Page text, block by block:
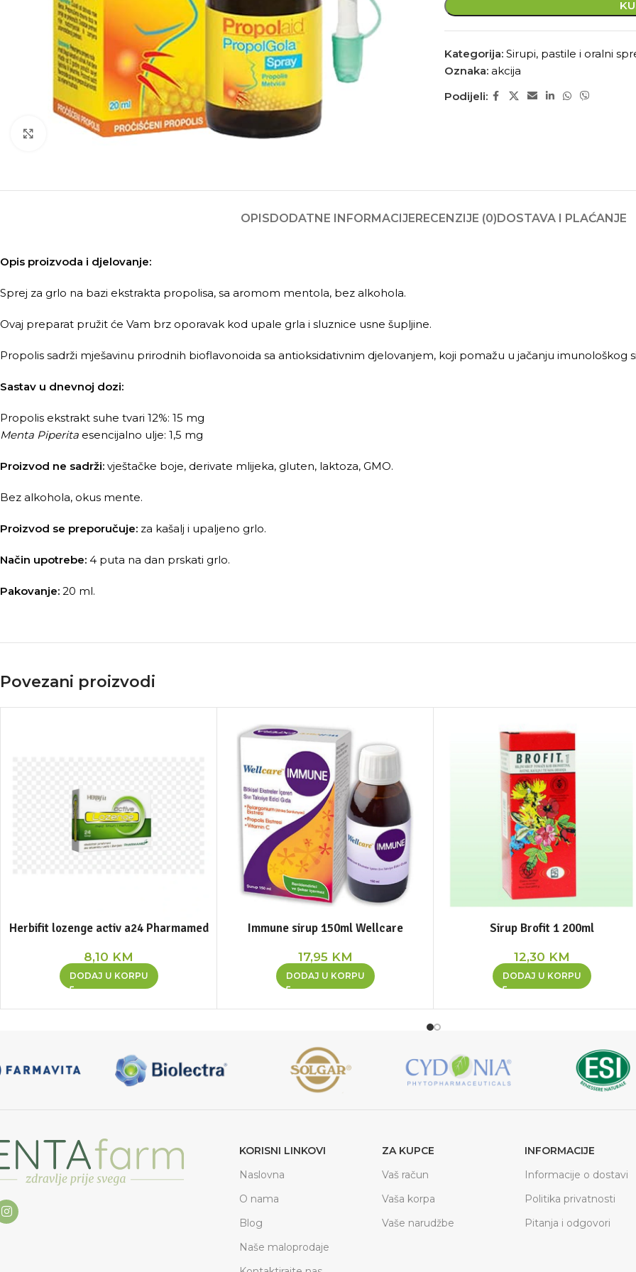
Kliknite za povećanje
Kategorija: Sirupi, pastile i oralni
Oznaka: akcija
Podijeli:
OPISDODATNE INFORMACIJERECENZIJE (0)DOSTAVA I PLAĆANJE
Opis proizvoda i djelovanje:
Sprej za grlo na bazi ekstrakta propolisa, sa aromom mentola, bez alkohola.
Ovaj preparat pružit će Vam brz oporavak kod upale grla i sluznice usne šupljine.
Propolis sadrži mješavinu prirodnih bioflavonoida sa antioksidativnim djelovanjem, koji pomažu u jačanju imunološkog
Sastav u dnevnoj dozi:
Propolis ekstrakt suhe tvari 12%: 15 mg
Menta Piperita esencijalno ulje: 1,5 mg
Proizvod ne sadrži: vještačke boje, derivate mlijeka, gluten, laktoza, GMO.
Bez alkohola, okus mente.
Proizvod se preporučuje: za kašalj i upaljeno grlo.
Način upotrebe: 4 puta na dan prskati grlo.
Pakovanje: 20 ml.
Povezani proizvodi
Herbifit lozenge activ a24 Pharmamed
8,10 KM
DODAJ U KORPU
Immune sirup 150ml Wellcare
17,95 KM
DODAJ U KORPU
Sirup Brofit 1 200ml
12,30 KM
DODAJ U KORPU
KORISNI LINKOVI
Naslovna
O nama
Blog
Naše maloprodaje
ZA KUPCE
Vaš račun
Vaša korpa
Vaše narudžbe
INFORMACIJE
Informacije o dostavi
Politika privatnosti
Pitanja i odgovori